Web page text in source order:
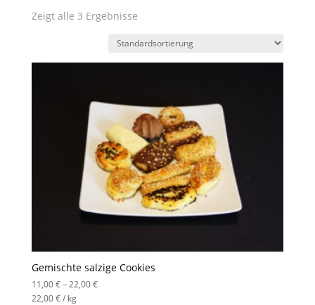
Zeigt alle 3 Ergebnisse
Gemischte salzige Cookies
11,00€–22,00€
22,00€/ kg